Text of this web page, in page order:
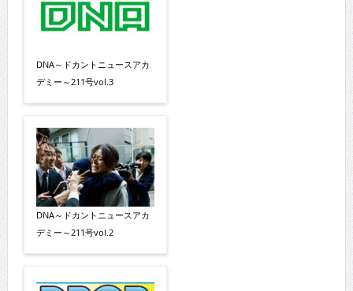
DNA～ドカントニュースアカ
デミー～211号vol.3
DNA～ドカントニュースアカ
デミー～211号vol.2